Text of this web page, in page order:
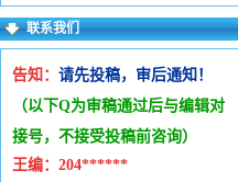
联系我们
告知： 请先投稿，审后通知！
（以下Q为审稿通过后与编辑对
接号，不接受投稿前咨询）
王编： 204******